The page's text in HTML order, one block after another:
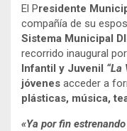
El Presidente
compañía de su
Sistema Municipal
recorrido inaugural
Infantil y Juvenil “La
jóvenes acceder a
plásticas, música,
«Ya por fin